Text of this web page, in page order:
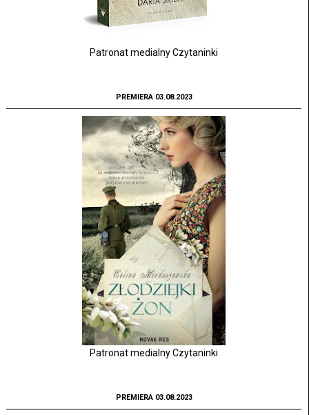
Patronat medialny Czytaninki
PREMIERA 03.08.2023
Patronat medialny Czytaninki
PREMIERA 03.08.2023